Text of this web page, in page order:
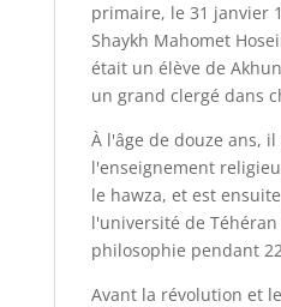
primaire, le 31 janvier
Shaykh Mahomet
était un élève de
un grand clergé dans
À l'âge de douze ans, il
l'enseignement
le hawza, et est
l'université de
philosophie pendant
Avant la révolution et